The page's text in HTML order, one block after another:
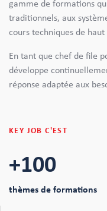
gamme de formations
traditionnels, aux
cours techniques de haut
En tant que chef de file
développe
réponse adaptée aux
KEY JOB C'EST
+100
thèmes de formations